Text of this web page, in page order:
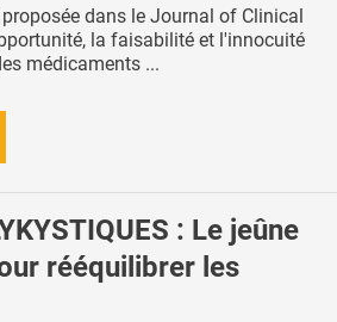
dans le Journal of Clinical
la faisabilité et l'innocuité
médicaments ...
: Le jeûne
rééquilibrer les